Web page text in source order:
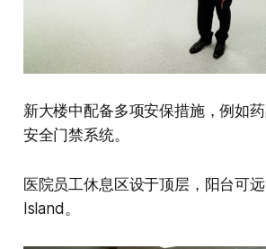
新大楼中配备多项安保措施，例如
安全门禁系统。
医院员工休息区设于顶层，阳台可
Island。